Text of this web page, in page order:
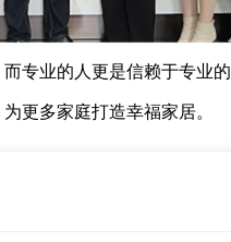
专业的人更是信赖于专业
更多家庭打造幸福家居。